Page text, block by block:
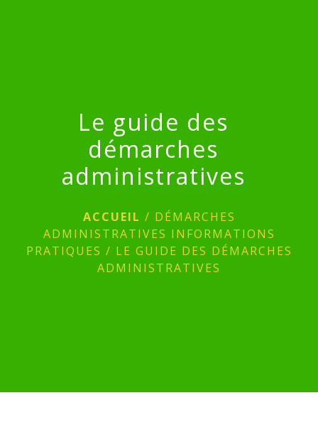
Le guide des
démarches
administratives
ACCUEIL / DÉMARCHES
ADMINISTRATIVES INFORMATIONS
PRATIQUES / LE GUIDE DES DÉMARCHES
ADMINISTRATIVES